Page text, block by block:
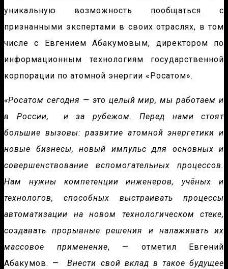
уникальную возможность пообщаться с
признанными экспертами в своих отраслях, в том
числе с Евгением Абакумовым, директором по
информационным технологиям государственной
корпорации по атомной энергии «Росатом».
«Росатом сегодня — это целый мир, мы работаем и
в России, и за рубежом. Перед нами стоят
большие вызовы: развитие атомной энергетики и
новые бизнесы, новый импульс для основных и
совершенствование вспомогательных процессов.
Нам нужны компетенции инженеров, учёных и
технологов, способных выстраивать процессы
автоматизации на новом технологическом стеке,
создавать прорывные решения и налаживать их
массовое применение, — отметил Евгений
Абакумов. —Внести свой вклад в такое будущее